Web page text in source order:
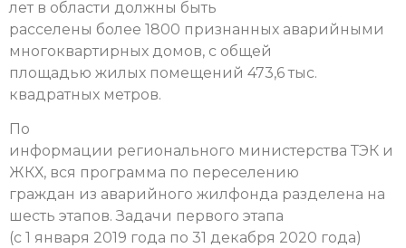
лет в области должны быть
расселены более 1800 признанных аварийными
многоквартирных домов, с общей
площадью жилых помещений 473,6 тыс.
квадратных метров.
По
информации регионального министерства ТЭК и
ЖКХ, вся программа по переселению
граждан из аварийного жилфонда разделена на
шесть этапов. Задачи первого этапа
(с 1 января 2019 года по 31 декабря 2020 года)